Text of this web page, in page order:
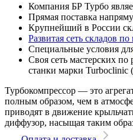
Компания БР Турбо
Прямая поставка
Крупнейший в России
Развитая сеть складов
Специальные условия
Своя сеть мастерских по
станки марки Turboclinic
Турбокомпрессор — это
полным образом, чем в
приводят в движение
диффузор, насыщая таким